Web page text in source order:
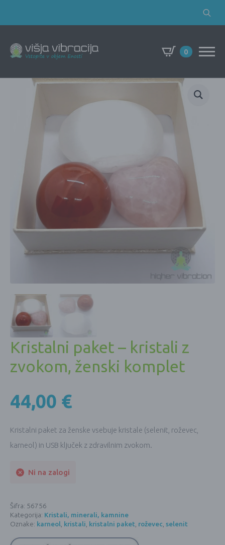
Search
0
Kristalni paket – kristali z
zvokom, ženski komplet
44,00 €
Kristalni paket za ženske vsebuje kristale (selenit, roževec,
karneol) in USB ključek z zdravilnim zvokom.
Ni na zalogi
Šifra: 56756
Kategorija: Kristali, minerali, kamnine
Oznake: karneol, kristali, kristalni paket, roževec, selenit